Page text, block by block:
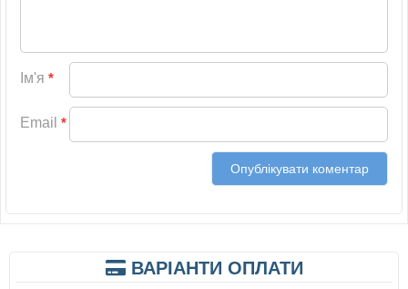
Ім'я *
Email *
ВАРІАНТИ ОПЛАТИ